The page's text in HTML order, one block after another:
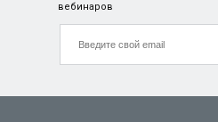
вебинаров